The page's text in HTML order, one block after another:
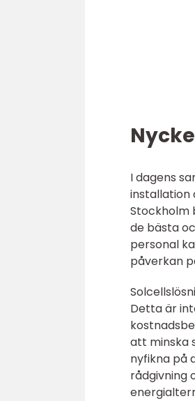
I dagens
installation
Stockholm
de bästa
personal
påverkan
Detta är
att minska
nyfikna på
rådgivning